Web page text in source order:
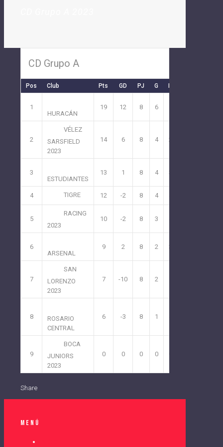
CD Grupo A
Pos Club Pts GD PJ G
1
HURACÁN
19 12 8 6
2
VÉLEZ
SARSFIELD
2023
14 6 8 4 2
3
ESTUDIANTES
13 1 8 4 3
4 TIGRE 12 -2 8 4
5
RACING
2023
10 -2 8 3
6
ARSENAL
9 2 8 2 3
7
SAN
LORENZO
2023
7 -10 8 2
8
ROSARIO
CENTRAL
6 -3 8 1
9
BOCA
JUNIORS
2023
0 0 0 0
Share
Menú